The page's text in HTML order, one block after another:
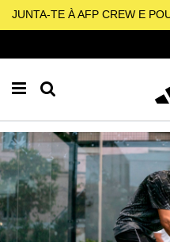
JUNTA-TE À AFP CREW E